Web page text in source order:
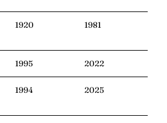
1920 1981
1995 2022
1994 2025